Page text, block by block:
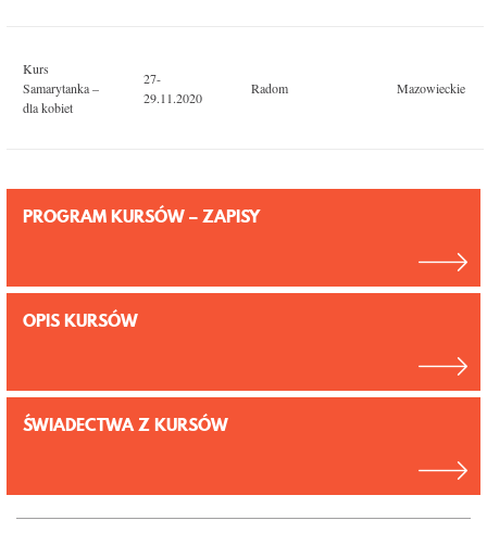
Kurs
Samarytanka –
dla kobiet
27-
29.11.2020
Radom Mazowieckie
PROGRAM KURSÓW – ZAPISY
OPIS KURSÓW
ŚWIADECTWA Z KURSÓW